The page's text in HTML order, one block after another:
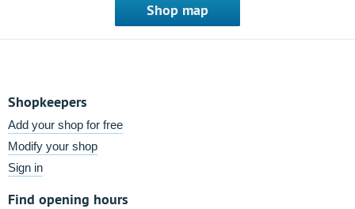
Shop map
Shopkeepers
Add your shop for free
Modify your shop
Sign in
Find opening hours